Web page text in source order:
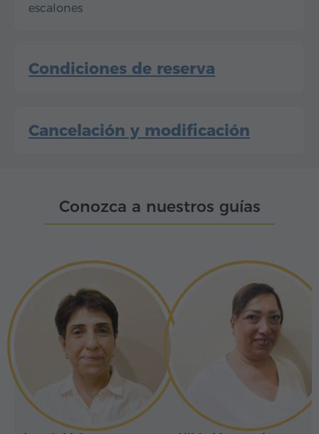
escalones
Condiciones de reserva
Cancelación y modificación
Conozca a nuestros guías